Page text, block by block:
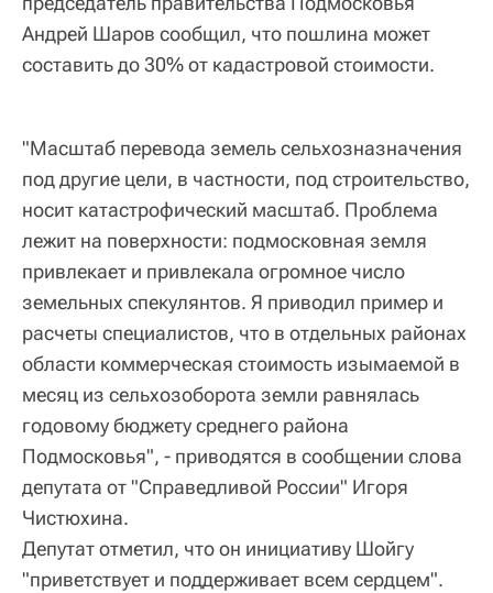
Андрей Шаров сообщил, что пошлина может
составить до 30% от кадастровой стоимости.
"Масштаб перевода земель сельхозназначения
под другие цели, в частности, под строительство,
носит катастрофический масштаб. Проблема
лежит на поверхности: подмосковная земля
привлекает и привлекала огромное число
земельных спекулянтов. Я приводил пример и
расчеты специалистов, что в отдельных районах
области коммерческая стоимость изымаемой в
месяц из сельхозоборота земли равнялась
годовому бюджету среднего района
Подмосковья", - приводятся в сообщении слова
депутата от "Справедливой России" Игоря
Чистюхина.
Депутат отметил, что он инициативу Шойгу
"приветствует и поддерживает всем сердцем".